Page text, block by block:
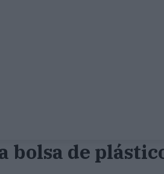
bolsa de